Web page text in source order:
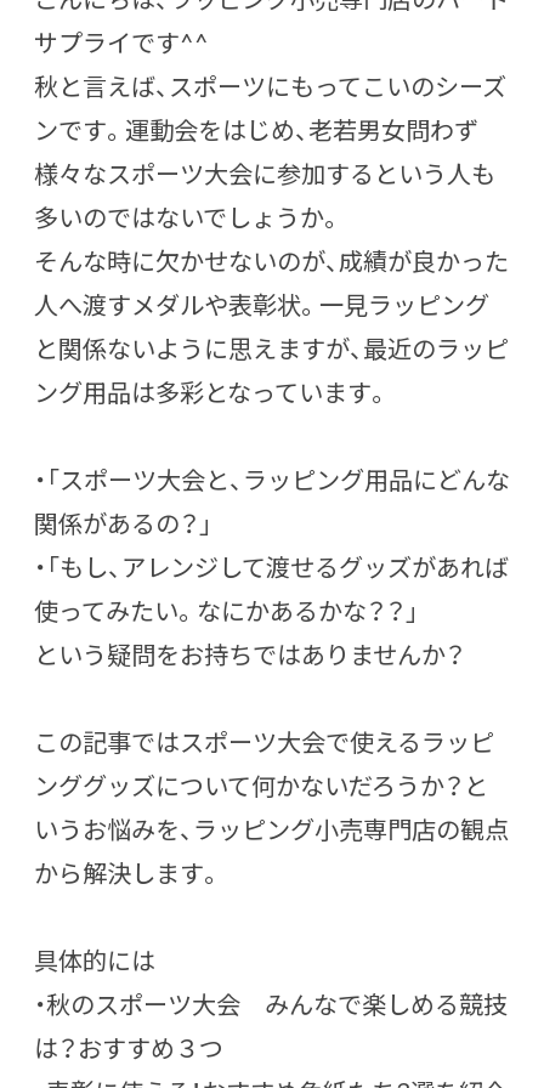
サプライです^^
秋と言えば、スポーツにもってこいのシーズ
ンです。運動会をはじめ、老若男女問わず
様々なスポーツ大会に参加するという人も
多いのではないでしょうか。
そんな時に欠かせないのが、成績が良かった
人へ渡すメダルや表彰状。一見ラッピング
と関係ないように思えますが、最近のラッピ
ング用品は多彩となっています。
・「スポーツ大会と、ラッピング用品にどんな
関係があるの？」
・「もし、アレンジして渡せるグッズがあれば
使ってみたい。なにかあるかな？？」
という疑問をお持ちではありませんか？
この記事ではスポーツ大会で使えるラッピ
ンググッズについて何かないだろうか？と
いうお悩みを、ラッピング小売専門店の観点
から解決します。
具体的には
・秋のスポーツ大会 みんなで楽しめる競技
は？おすすめ３つ